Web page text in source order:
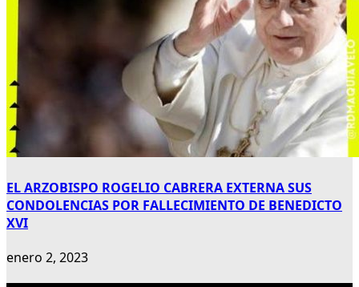
EL ARZOBISPO ROGELIO CABRERA EXTERNA SUS
CONDOLENCIAS POR FALLECIMIENTO DE BENEDICTO
XVI
enero 2, 2023